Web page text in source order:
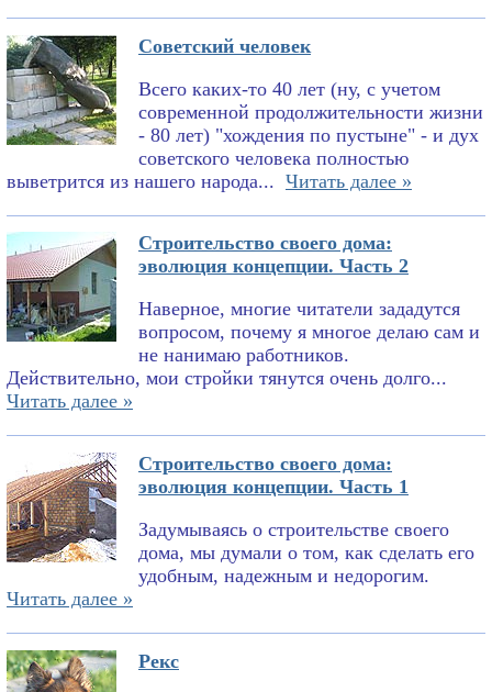
Советский человек
Всего каких-то 40 лет (ну, с учетом
современной продолжительности жизни
- 80 лет) "хождения по пустыне" - и дух
советского человека полностью
выветрится из нашего народа... Читать далее »
Строительство своего дома:
эволюция концепции. Часть 2
Наверное, многие читатели зададутся
вопросом, почему я многое делаю сам и
не нанимаю работников.
Действительно, мои стройки тянутся очень долго...
Читать далее »
Строительство своего дома:
эволюция концепции. Часть 1
Задумываясь о строительстве своего
дома, мы думали о том, как сделать его
удобным, надежным и недорогим.
Читать далее »
Рекс